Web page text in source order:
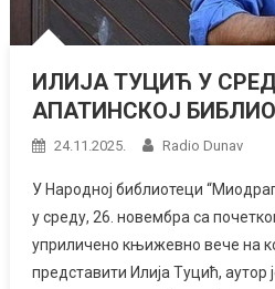
ИЛИЈА ТУЦИЋ У
АПАТИНСКОЈ
24.11.2025. Radio Dunav
У Народној библиотеци
у среду, 26. новембра са
уприличено књижевно вече на
представити Илија Туцић, аутор